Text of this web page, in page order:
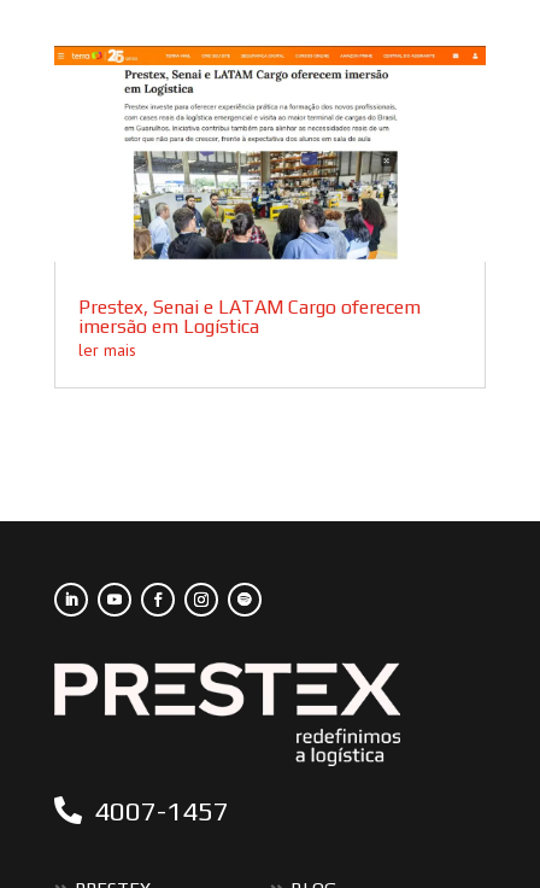
Prestex, Senai e LATAM Cargo oferecem
imersão em Logística
ler mais
4007-1457